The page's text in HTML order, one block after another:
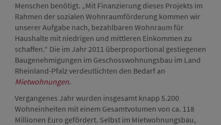
Menschen benötigt. „Mit Finanzierung dieses Projekts im
Rahmen der sozialen Wohnraumförderung kommen wir
unserer Aufgabe nach, bezahlbaren Wohnraum für
Haushalte mit niedrigen und mittleren Einkommen zu
schaffen.“ Die im Jahr 2011 überproportional gestiegenen
Baugenehmigungen im Geschosswohnungsbau im Land
Rheinland-Pfalz verdeutlichten den Bedarf an
Mietwohnungen.
Vergangenes Jahr wurden insgesamt knapp 5.200
Wohneinheiten mit einem Gesamtvolumen von ca. 118
Millionen Euro gefördert. Selbst im Mietwohnungsbau,